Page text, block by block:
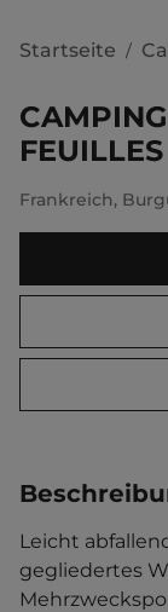
Startseite /
FEUILLES
Frankreich,
Leicht
gegliedertes